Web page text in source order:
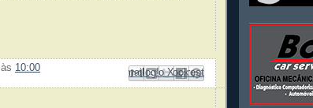
às 10:00 Enviar por e-mail
Postar no blog!
Compartilhar no X
Compartilhar no Facebook
Compartilhar com o Pinterest